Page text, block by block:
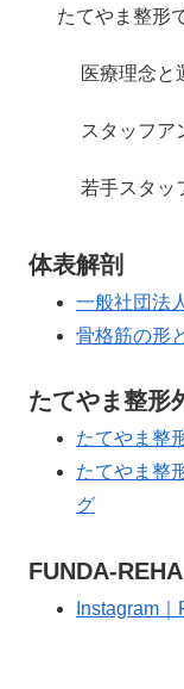
たてやま整形
医療理念と
スタッフア
若手スタッ
体表解剖
一般社団法
骨格筋の形
たてやま整形
たてやま整
たてやま整
グ
FUNDA-REHA
Instagram